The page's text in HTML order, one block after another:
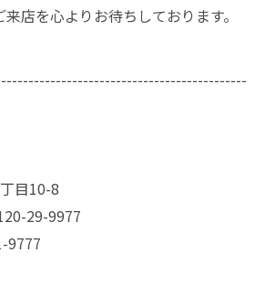
店を心よりお待ちしております。
目10-8
29-9977
9777